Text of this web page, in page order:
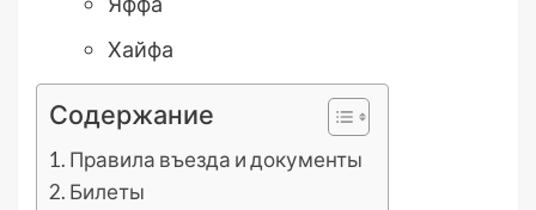
Хайфа
Содержание
Правила въезда и документы
Билеты